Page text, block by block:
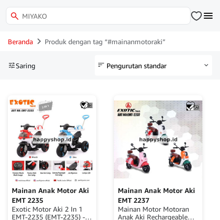
Beranda Produk dengan tag “#mainanmotoraki”
Saring
Mainan Anak Motor Aki
EMT 2235
Exotic Motor Aki 2 In 1
EMT-2235 (EMT-2235) -
Mainan Anak Motor Aki
EMT 2237
Mainan Motor Motoran
Anak Aki Rechargeable